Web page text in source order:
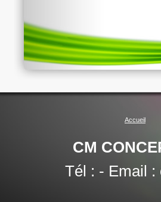
Accueil
CM
Tél : - Email :